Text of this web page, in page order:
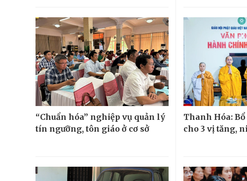
“Chuẩn hóa” nghiệp vụ quản lý
tín ngưỡng, tôn giáo ở cơ sở
Thanh Hóa:
cho 3 vị tăng,